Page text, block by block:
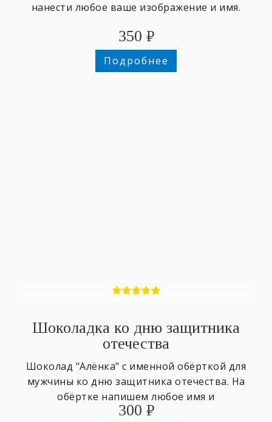
нанести любое ваше изображение и имя.
350 ₽
Подробнее
Шоколадка ко дню защитника
отечества
Шоколад "Алёнка" с именной обёрткой для
мужчины ко дню защитника отечества. На
обёртке напишем любое имя и
поздравительный текст.
300 ₽